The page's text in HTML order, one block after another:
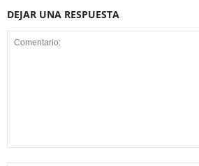
DEJAR UNA RESPUESTA